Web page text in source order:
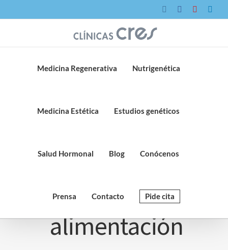
al
InstagramFacebookYouTube
Medicina Regenerativa Nutrigenética
Medicina Estética Estudios genéticos
Salud Hormonal Blog Conócenos
Prensa Contacto Pide cita
alimentación